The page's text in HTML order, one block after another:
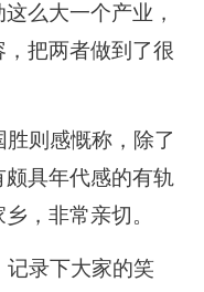
么大一个产业，
把两者做到了很
则感慨称，除了
具年代感的有轨
，非常亲切。
记录下大家的笑